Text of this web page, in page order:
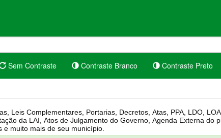
Sem Contraste Contraste Branco Contraste Preto
Regimento Interno, Pauta
Câmara, Controle dos bens públicos e muito mais de seu município.